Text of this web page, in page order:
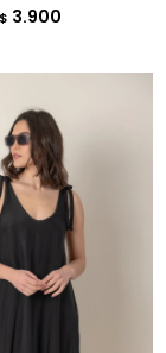
$ 3.900